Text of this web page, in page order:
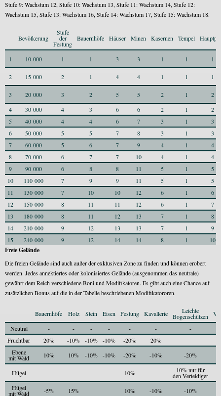
Stufe 9: Wachstum 12, Stufe 10: Wachstum 13, Stufe 11: Wachstum 14, Stufe 12:
Wachstum 15, Stufe 13: Wachstum 16, Stufe 14: Wachstum 17, Stufe 15: Wachstum 18.
Bevölkerung
Stufe
der
Festung
Bauernhöfe Häuser Minen Kasernen Tempel
1 10 000 1 1 3 3 1 1 1
2 15 000 2 1 4 4 1 1 1
3 20 000 3 2 5 5 2 1
2
4
30 000 4 3 6 6 2 1
2
5
40 000 4 4 6 7 3 1
3
6
50 000 5 5 7 8 3 1
3
7
60 000 5 6 7 9 4 1
4
8
70 000 6 7 7 10 4 1
4
9
90 000 6 8 8 11 5 1
5
10
110 000 7 9 9 11 5 1
5
11
130 000 7 10 10 12 6 1
6
12
150 000 8 11 11 12 6 1
7
13
180 000 8 11 12 13 7 1
8
14
210 000 9 12 13 13 7 1
9
15
240 000 9 12 14 14 8 1 10
Freie Gelände
Die freien Gelände sind auch außer der exklusiven Zone zu finden und können erobert
werden. Jedes annektiertes oder kolonisiertes Gelände (ausgenommen das neutrale)
gewährt dem Reich verschiedene Boni und Modifikatoren. Es gibt auch eine Chance auf
zusätzlichen Bonus auf die in der Tabelle beschriebenen Modifikatororen.
Bauernhöfe Holz Stein Eisen Festung Kavallerie Leichte
Bogenschützen
Neutral
- - - - - -
-
Fruchtbar
20% -10% -10% -10% -20%
20%
Ebene
mit Wald 10% 10% -10% -10% -20% -10% -20%
Hügel 10% 10% nur für
den Verteidiger
Hügel
mit Wald -5% 15% 10% -10% -10%